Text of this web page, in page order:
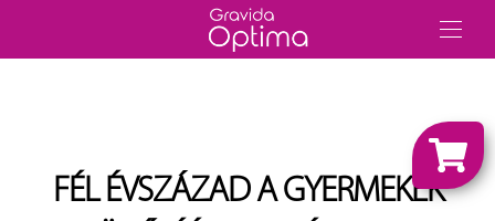
FÉL ÉVSZÁZAD A GYERMEKEK